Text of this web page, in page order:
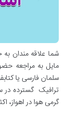
شما علاقه مندان به
مایل به مراجعه
سلمان فارسی یا
ترافیک گسترده در
گرمی هوا در اهواز،